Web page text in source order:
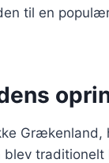
til en
Grækenland,
traditionelt